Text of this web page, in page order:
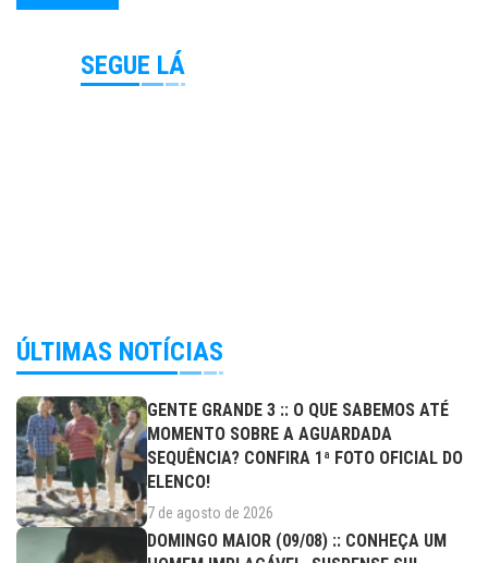
SEGUE LÁ
ÚLTIMAS NOTÍCIAS
GENTE GRANDE 3 :: O QUE SABEMOS ATÉ
MOMENTO SOBRE A AGUARDADA
SEQUÊNCIA? CONFIRA 1ª FOTO OFICIAL DO
ELENCO!
7 de agosto de 2026
DOMINGO MAIOR (09/08) :: CONHEÇA UM